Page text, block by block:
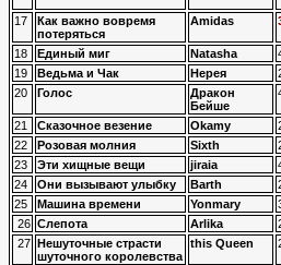
17
Как важно вовремя
потеряться
Amidas
18 Единый миг Natasha
19
Ведьма и Чак Нерея
20
Голос
Дракон
Бейше
21 Сказочное везение Okamy
22
Розовая молния Sixth
23
Эти хищные вещи jiraia
24
Они вызывают улыбку Barth
25
Машина времени Yonmary
26 Слепота Arlika
27
Нешуточные страсти
шуточного королевства
this Queen